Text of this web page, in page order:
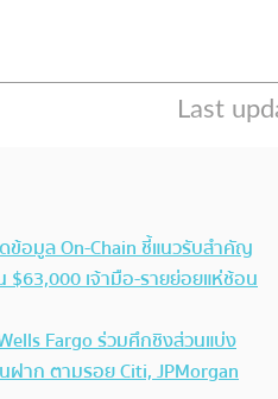
ข้อมูล On-Chain ชี้แนวรับสำคัญ
$63,000 เจ้ามือ-รายย่อยแห่ช้อน
Fargo ร่วมศึกชิงส่วนแบ่ง
ฝาก ตามรอย Citi, JPMorgan